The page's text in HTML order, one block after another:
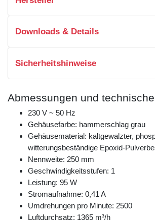
Downloads & Details
Sicherheitshinweise
Abmessungen und
230 V ~ 50 Hz
Gehäusefarbe: hammerschlag grau
Gehäusematerial: kaltgewalzter,
witterungsbeständige Epoxid-
Nennweite: 250 mm
Geschwindigkeitsstufen: 1
Leistung: 95 W
Stromaufnahme: 0,41 A
Umdrehungen pro Minute: 2500
Luftdurchsatz: 1365 m³/h